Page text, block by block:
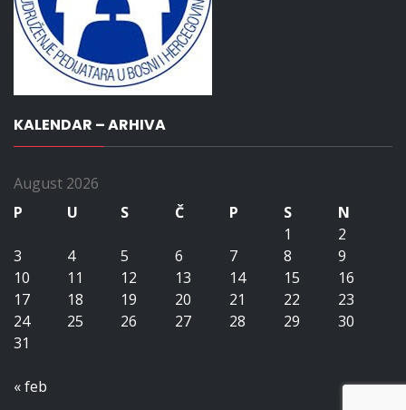
KALENDAR – ARHIVA
August 2026
P
U S Č P S
N
1
2
3
4 5 6 7 8
9
10
11 12 13 14 15
16
17
18 19 20 21 22
23
24
25 26 27 28 29
30
31
« feb